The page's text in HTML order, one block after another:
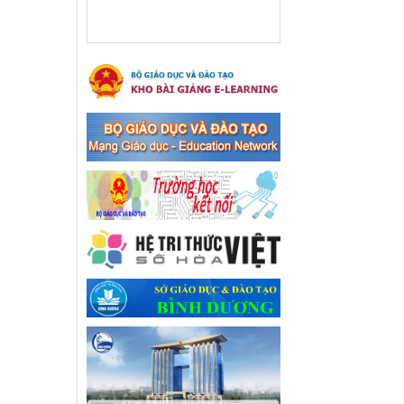
Hưởng ứng cuộc thi trực
tuyến "Tìm hiểu Nghị quyết
Trung ương 8 Khoá XIII"
Hưởng ứng cuộc thi trực tuyến
"Tìm hiểu Nghị quyết Trung
ương 8 Khoá XIII"
Ngày ban hành: 04/03/2024
Kế hoạch Triển khai công
tác tuyên truyền, đảm bảo
trật tự, an toàn giao thông
năm 2024 tại các cơ sở giáo
dục trên địa bàn thị xã Bến
Cát
Kế hoạch Triển khai công tác
tuyên truyền, đảm bảo trật tự,
an toàn giao thông năm 2024
tại các cơ sở giáo dục trên địa
bàn thị xã Bến Cát